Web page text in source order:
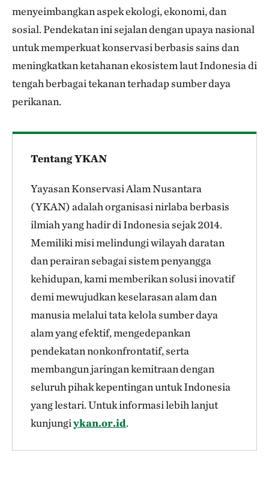
menyeimbangkan aspek ekologi, ekonomi, dan
sosial. Pendekatan ini sejalan dengan upaya nasional
untuk memperkuat konservasi berbasis sains dan
meningkatkan ketahanan ekosistem laut Indonesia di
tengah berbagai tekanan terhadap sumber daya
perikanan.
Tentang YKAN
Yayasan Konservasi Alam Nusantara
(YKAN) adalah organisasi nirlaba berbasis
ilmiah yang hadir di Indonesia sejak 2014.
Memiliki misi melindungi wilayah daratan
dan perairan sebagai sistem penyangga
kehidupan, kami memberikan solusi inovatif
demi mewujudkan keselarasan alam dan
manusia melalui tata kelola sumber daya
alam yang efektif, mengedepankan
pendekatan nonkonfrontatif, serta
membangun jaringan kemitraan dengan
seluruh pihak kepentingan untuk Indonesia
yang lestari. Untuk informasi lebih lanjut
kunjungiykan.or.id.